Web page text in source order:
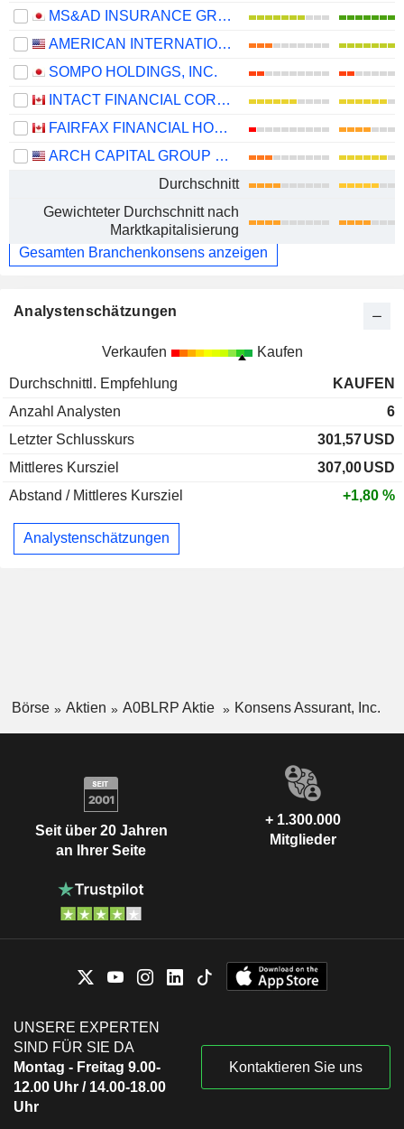
MS&AD INSURANCE GROUP HOLDINGS, INC.
AMERICAN INTERNATIONAL GROUP, INC.
SOMPO HOLDINGS, INC.
INTACT FINANCIAL CORPORATION
FAIRFAX FINANCIAL HOLDINGS LIMITED
ARCH CAPITAL GROUP LTD.
Durchschnitt
Gewichteter Durchschnitt nach
Marktkapitalisierung
Gesamten Branchenkonsens anzeigen
Analystenschätzungen
Verkaufen Kaufen
Durchschnittl. Empfehlung
KAUFEN
Anzahl Analysten
6
Letzter Schlusskurs
301,57USD
Mittleres Kursziel
307,00USD
Abstand / Mittleres Kursziel
+1,80 %
Analystenschätzungen
Börse Aktien A0BLRP Aktie Konsens Assurant, Inc.
Seit über 20 Jahren
an Ihrer Seite
+ 1.300.000
Mitglieder
UNSERE EXPERTEN
SIND FÜR SIE DA
Montag - Freitag 9.00-
12.00 Uhr / 14.00-18.00
Uhr
Kontaktieren Sie uns